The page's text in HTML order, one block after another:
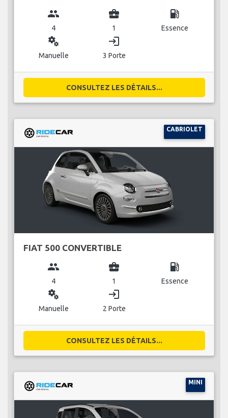
group
4
business_center
1
local_gas_station
Essence
miscellaneous_services
Manuelle
login
3 Porte
CONSULTEZ LES DÉTAILS...
CABRIOLET
FIAT 500 CONVERTIBLE
group
4
business_center
1
local_gas_station
Essence
miscellaneous_services
Manuelle
login
2 Porte
CONSULTEZ LES DÉTAILS...
MINI